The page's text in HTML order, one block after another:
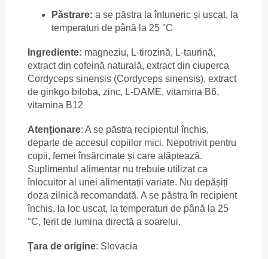
Păstrare: a se păstra la întuneric și uscat, la
temperaturi de până la 25 °C
Ingrediente: magneziu, L-tirozină, L-taurină,
extract din cofeină naturală, extract din ciuperca
Cordyceps sinensis (Cordyceps sinensis), extract
de ginkgo biloba, zinc, L-DAME, vitamina B6,
vitamina B12
Atenționare: A se păstra recipientul închis,
departe de accesul copiilor mici. Nepotrivit pentru
copii, femei însărcinate și care alăptează.
Suplimentul alimentar nu trebuie utilizat ca
înlocuitor al unei alimentații variate. Nu depășiți
doza zilnică recomandată. A se păstra în recipient
închis, la loc uscat, la temperaturi de până la 25
°C, ferit de lumina directă a soarelui.
Țara de origine: Slovacia